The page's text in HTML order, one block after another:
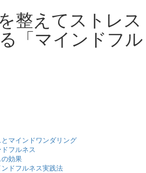
整えてストレス
「マインドフル
マインドワンダリング
フルネス
効果
ドフルネス実践法